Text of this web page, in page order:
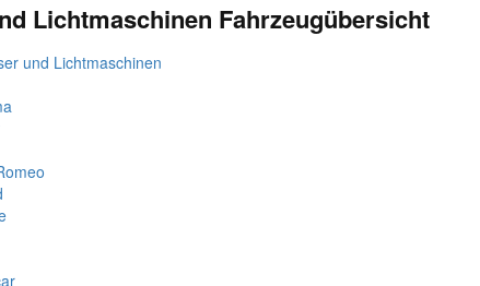
Lichtmaschinen Fahrzeugübersicht
und Lichtmaschinen